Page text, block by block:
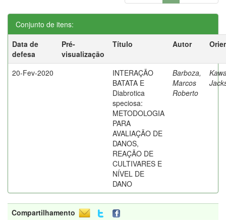
Conjunto de itens:
Data de
defesa
Pré-
visualização
Título Autor
20-Fev-2020
INTERAÇÃO
BATATA E
Diabrotica
speciosa:
METODOLOGIA
PARA
AVALIAÇÃO DE
DANOS,
REAÇÃO DE
CULTIVARES E
NÍVEL DE
DANO
Barboza,
Marcos
Roberto
Compartilhamento